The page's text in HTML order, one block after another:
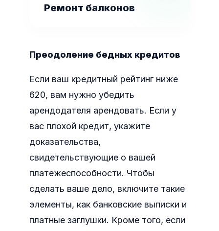
Ремонт балконов
Преодоление бедных кредитов
Если ваш кредитный рейтинг ниже
620, вам нужно убедить
арендодателя арендовать. Если у
вас плохой кредит, укажите
доказательства,
свидетельствующие о вашей
платежеспособности. Чтобы
сделать ваше дело, включите такие
элементы, как банковские выписки и
платные заглушки. Кроме того, если